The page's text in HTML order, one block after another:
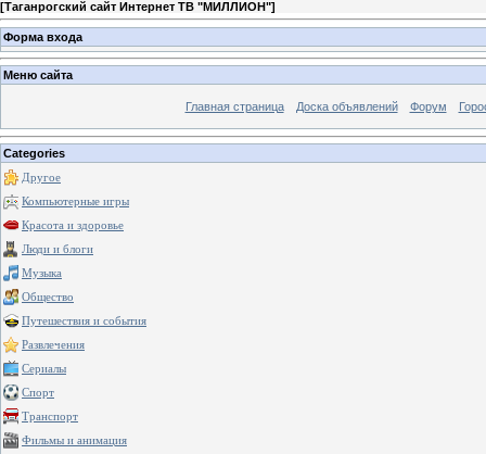
[Таганрогский сайт Интернет ТВ "МИЛЛИОН"]
Форма входа
Меню сайта
Главная страница Доска объявлений Форум
Categories
Другое
Компьютерные игры
Красота и здоровье
Люди и блоги
Музыка
Общество
Путешествия и события
Развлечения
Сериалы
Спорт
Транспорт
Фильмы и анимация